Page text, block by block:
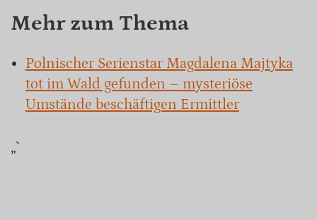
Mehr zum Thema
Polnischer Serienstar Magdalena Majtyka
tot im Wald gefunden – mysteriöse
Umstände beschäftigen Ermittler
„`